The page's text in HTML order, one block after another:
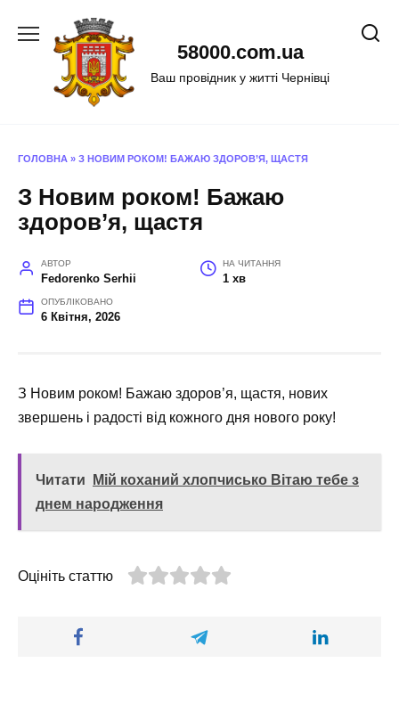
58000.com.ua
Ваш провідник у житті Чернівці
ГОЛОВНА » З НОВИМ РОКОМ! БАЖАЮ ЗДОРОВ’Я, ЩАСТЯ
З Новим роком! Бажаю
здоров’я, щастя
АВТОР
Fedorenko Serhii
НА ЧИТАННЯ
1 хв
ОПУБЛІКОВАНО
6 Квітня, 2026
З Новим роком! Бажаю здоров’я, щастя, нових
звершень і радості від кожного дня нового року!
Читати
Мій коханий хлопчисько Вітаю тебе з
днем народження
Оцініть статтю